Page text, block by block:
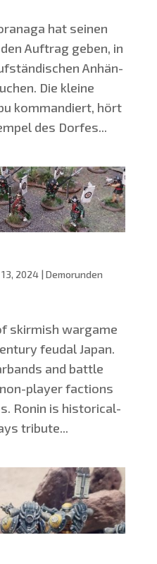
hat sei­nen
Auf­trag geben, in
Anhän­
Die klei­ne
kom­man­diert, hört
des Dor­fes...
2024| Demorunden
skir­mish war­game
feu­dal Japan.
and batt­le
play­er fac­tions
Ronin is his­to­ri­cal­
tri­bu­te...